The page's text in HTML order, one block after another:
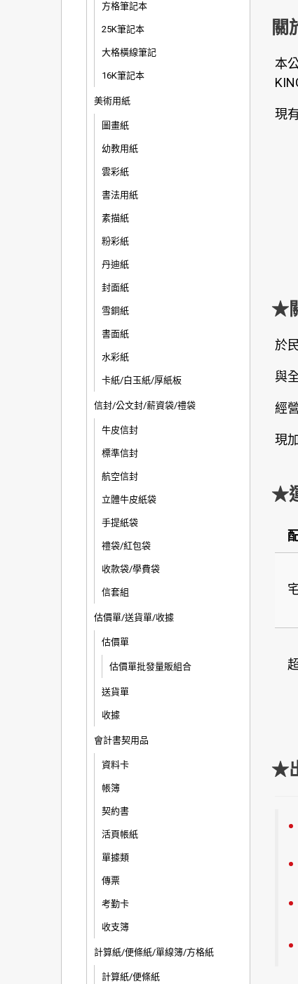
方格筆記本
25K筆記本
大格橫線筆記
16K筆記本
美術用紙
圖畫紙
幼教用紙
雲彩紙
書法用紙
素描紙
粉彩紙
丹迪紙
封面紙
雪銅紙
書面紙
水彩紙
卡紙/白玉紙/厚紙板
信封/公文封/薪資袋/禮袋
牛皮信封
標準信封
航空信封
立體牛皮紙袋
手提紙袋
禮袋/紅包袋
收款袋/學費袋
信套組
估價單/送貨單/收據
估價單
估價單批發量販組合
送貨單
收據
會計書契用品
資料卡
帳簿
契約書
活頁帳紙
單據類
傳票
考勤卡
收支簿
計算紙/便條紙/單線簿/方格紙
計算紙/便條紙
關
本
現
★
於
與
經
現
★
★